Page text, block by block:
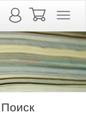
Поиск